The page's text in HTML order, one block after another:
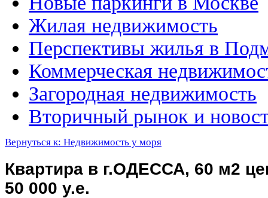
Жилая недвижимость
Перспективы жилья в
Коммерческая
Загородная недвижимость
Вторичный рынок и
Вернуться к: Недвижимость у моря
Квартира в г.ОДЕССА, 60 м2
50 000 у.е.